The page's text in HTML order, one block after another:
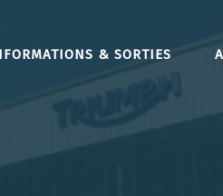
& SORTIES